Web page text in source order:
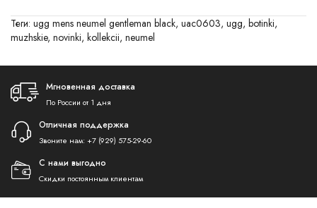
Теги: ugg mens neumel gentleman black, uac0603, ugg, botinki,
muzhskie, novinki, kollekcii, neumel
Мгновенная доставка
По России от 1 дня
Отличная поддержка
Звоните нам: +7 (929) 575-29-60
С нами выгодно
Скидки постоянным клиентам